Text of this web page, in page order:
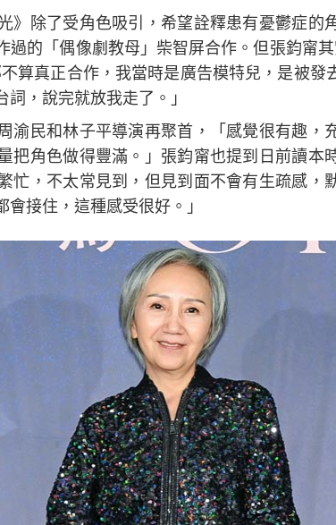
》除了受角色吸引，希望詮釋患有憂鬱症的
過的「偶像劇教母」柴智屏合作。但張鈞甯
算真正合作，我當時是廣告模特兒，是被發
，說完就放我走了。」
渝民和林子平導演再聚首，「感覺很有趣，
把角色做得豐滿。」張鈞甯也提到日前讀本
忙，不太常見到，但見到面不會有生疏感，
接住，這種感受很好。」